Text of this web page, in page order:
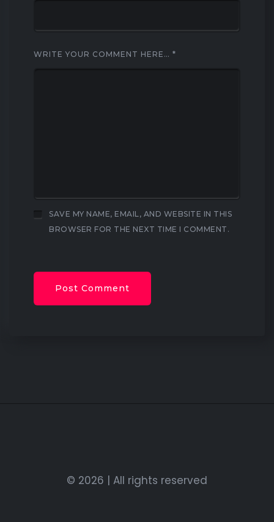
WRITE YOUR COMMENT HERE… *
SAVE MY NAME, EMAIL, AND WEBSITE IN THIS
BROWSER FOR THE NEXT TIME I COMMENT.
© 2026 | All rights reserved